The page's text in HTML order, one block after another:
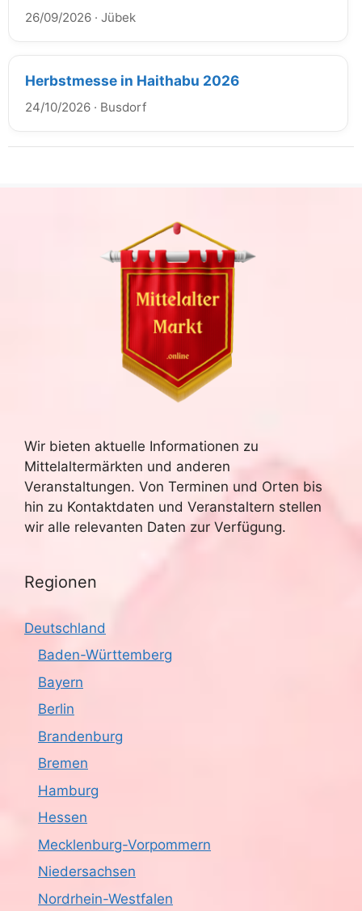
26/09/2026 · Jübek
Herbstmesse in Haithabu 2026
24/10/2026 · Busdorf
Wir bieten aktuelle Informationen zu
Mittelaltermärkten und anderen
Veranstaltungen. Von Terminen und Orten bis
hin zu Kontaktdaten und Veranstaltern stellen
wir alle relevanten Daten zur Verfügung.
Regionen
Deutschland
Baden-Württemberg
Bayern
Berlin
Brandenburg
Bremen
Hamburg
Hessen
Mecklenburg-Vorpommern
Niedersachsen
Nordrhein-Westfalen